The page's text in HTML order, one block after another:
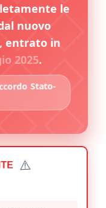
le
nuovo
entrato in
2025.
Stato-
⚠️